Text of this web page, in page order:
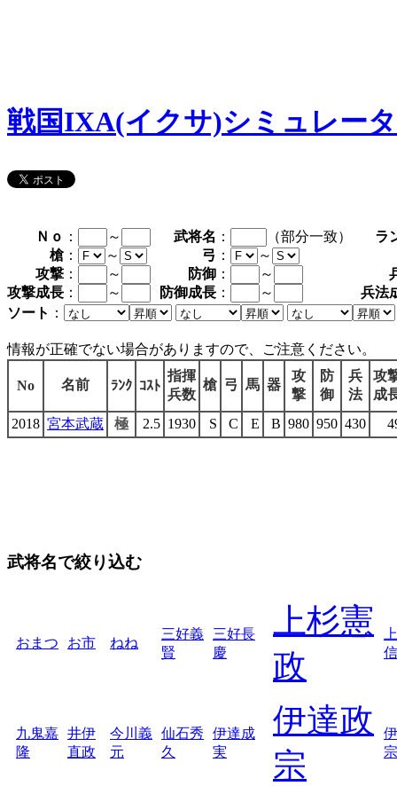
戦国IXA(イクサ)シミュレー
Ｎｏ ： ～ 武将名 ： （部分一致）
ラ
槍 ： ～ 弓 ：
～
攻撃 ： ～ 防御 ： ～
攻撃成長 ： ～ 防御成長 ： ～
兵法
ソート ：
情報が正確でない場合がありますので、ご注意ください。
No 名前 ﾗﾝｸ ｺｽﾄ
指揮
兵数
槍 弓 馬 器
攻
撃
防
御
兵
法
攻
成
2018 宮本武蔵 極 2.5 1930 S C E B 980 950 430
武将名で絞り込む
おまつ お市 ねね
三好義
賢
三好長
慶
上杉憲
政
信
九鬼嘉
隆
井伊
直政
今川義
元
仙石秀
久
伊達成
実
伊達政
宗
宗